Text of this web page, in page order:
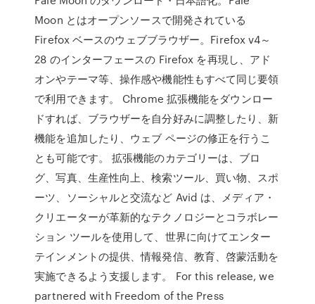
Moon とはオープンソースで開発されている
Firefox ベースのウェブブラウザー。Firefox v4～
28 のインターフェースの Firefox を再現し、アド
オンやテーマ等、操作感や機能性もすべて同じ要領
で利用できます。 Chrome 拡張機能をダウンロー
ドすれば、ブラウザーを自分好みに調整したり、新
機能を追加したり、ウェブ ページの修正を行うこ
とも可能です。 拡張機能のカテゴリーは、ブロ
グ、写真、生産性向上、検索ツール、買い物、スポ
ーツ、ソーシャルと交流など Avid は、メディア・
クリエーターが革新的なテクノロジーとコラボレー
ション ツールを使用して、世界に向けてエンター
テインメントの提供、情報発信、教育、啓蒙活動を
実施できるよう支援します。 For this release, we
partnered with Freedom of the Press